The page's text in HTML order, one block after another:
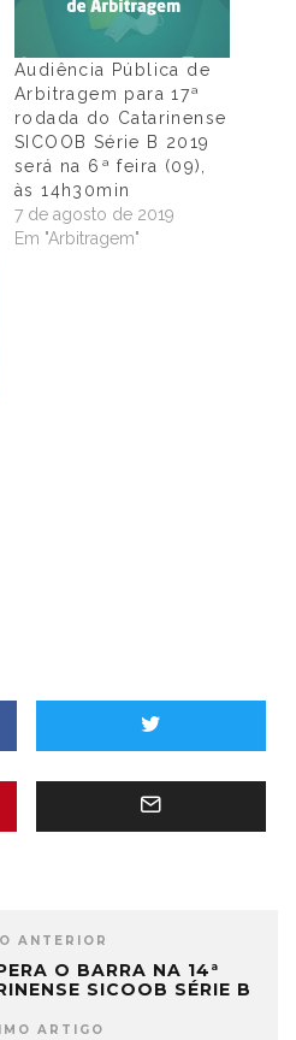
Audiência Pública de
Arbitragem para 17ª
rodada do Catarinense
SICOOB Série B 2019
será na 6ª feira (09),
às 14h30min
7 de agosto de 2019
Em "Arbitragem"
ANTERIOR
O BARRA NA 14ª
SICOOB SÉRIE B
ARTIGO